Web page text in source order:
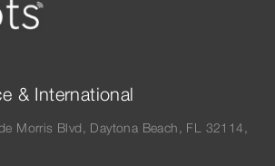
& International
Morris Blvd, Daytona Beach, FL 32114,